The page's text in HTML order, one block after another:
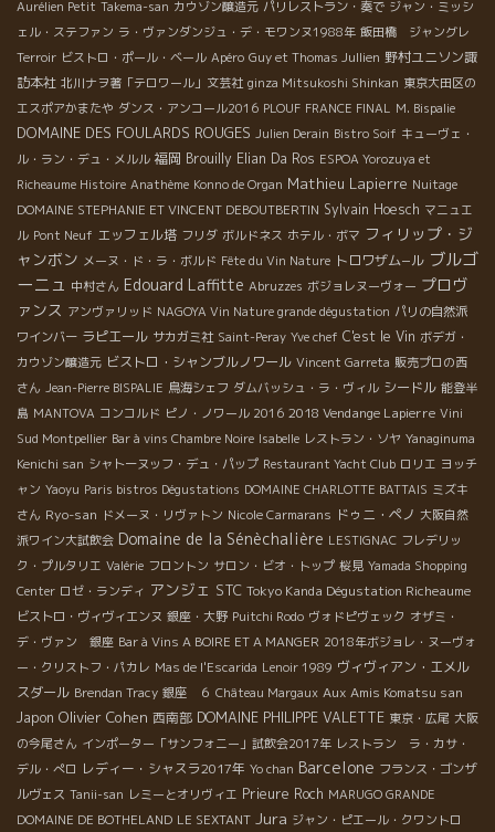
Aurélien Petit Takema-san カウゾン醸造元 パリレストラン・奏で ジャン・ミッシ
ェル・ステファン ラ・ヴァンダンジュ・デ・モワンヌ1988年 飯田橋 ジャングレ
Terroir ビストロ・ポール・ベール Apéro Guy et Thomas Jullien 野村ユニソン諏
訪本社 北川ナヲ著「テロワール」文芸社 ginza Mitsukoshi Shinkan 東京大田区の
エスポアかまたや ダンス・アンコール2016 PLOUF FRANCE FINAL M. Bispalie
DOMAINE DES FOULARDS ROUGES Julien Derain Bistro Soif キューヴェ・
ル・ラン・デュ・メルル 福岡 Brouilly Elian Da Ros ESPOA Yorozuya et
Richeaume Histoire Anathème Konno de Organ Mathieu Lapierre Nuitage
DOMAINE STEPHANIE ET VINCENT DEBOUTBERTIN Sylvain Hoesch マニュエ
ル Pont Neuf エッフェル塔 フリダ ボルドネス ホテル・ボマ フィリップ・ジ
ャンボン メーヌ・ド・ラ・ボルド Fête du Vin Nature トロワザム−ル ブルゴ
ーニュ 中村さん Edouard Laffitte Abruzzes ボジョレヌーヴォー プロヴ
ァンス アンヴァリッド NAGOYA Vin Nature grande dégustation パリの自然派
ワインバー ラピエール サカガミ社 Saint-Peray Yve chef C'est le Vin ボデガ・
カウゾン醸造元 ビストロ・シャンブルノワール Vincent Garreta 販売プロの西
さん Jean-Pierre BISPALIE 鳥海シェフ ダムバッシュ・ラ・ヴィル シードル 能登半
島 MANTOVA コンコルド ピノ・ノワール 2016 2018 Vendange Lapierre Vini
Sud Montpellier Bar à vins Chambre Noire Isabelle レストラン・ソヤ Yanaginuma
Kenichi san シャトーヌッフ・デュ・パップ Restaurant Yacht Club ロリエ ヨッチ
ャン Yaoyu Paris bistros Dégustations DOMAINE CHARLOTTE BATTAIS ミズキ
さん Ryo-san ドメーヌ・リヴァトン Nicole Carmarans ドゥニ・ペノ 大阪自然
派ワイン大試飲会 Domaine de la Sénèchalière LESTIGNAC フレデリッ
ク・プルタリエ Valérie フロントン サロン・ビオ・トップ 桜見 Yamada Shopping
Center ロゼ・ランディ アンジェ STC Tokyo Kanda Dégustation Richeaume
ビストロ・ヴィヴィエンヌ 銀座・大野 Puitchi Rodo ヴォドピヴェック オザミ・
デ・ヴァン 銀座 Bar à Vins A BOIRE ET A MANGER 2018年ボジョレ・ヌーヴォ
ー・クリストフ・パカレ Mas de l'Escarida Lenoir 1989 ヴィヴィアン・エメル
スダール Brendan Tracy 銀座 ６ Château Margaux Aux Amis Komatsu san
Japon Olivier Cohen 西南部 DOMAINE PHILIPPE VALETTE 東京・広尾 大阪
の今尾さん インポーター「サンフォニー」試飲会2017年 レストラン ラ・カサ・
デル・ぺロ レディー・シャスラ2017年 Yo chan Barcelone フランス・ゴンザ
ルヴェス Tanii-san レミーとオリヴィエ Prieure Roch MARUGO GRANDE
DOMAINE DE BOTHELAND LE SEXTANT Jura ジャン・ピエール・クワントロ